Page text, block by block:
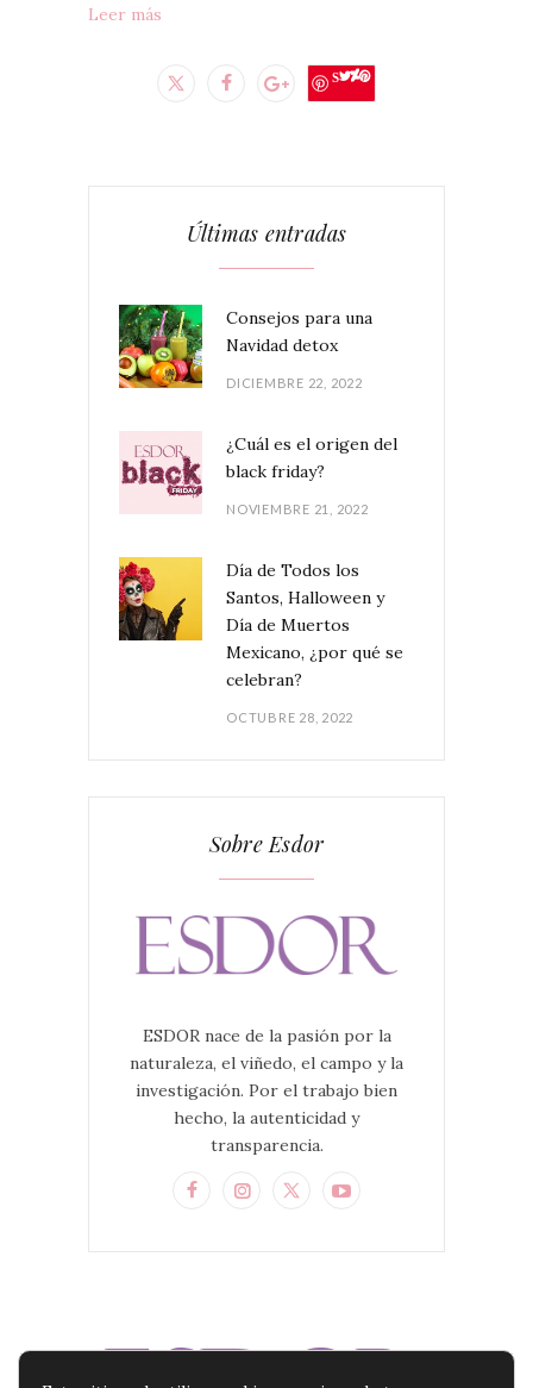
Leer más
Save
Últimas entradas
Consejos para una
Navidad detox
DICIEMBRE 22, 2022
¿Cuál es el origen del
black friday?
NOVIEMBRE 21, 2022
Día de Todos los
Santos, Halloween y
Día de Muertos
Mexicano, ¿por qué se
celebran?
OCTUBRE 28, 2022
Sobre Esdor
ESDOR nace de la pasión por la
naturaleza, el viñedo, el campo y la
investigación. Por el trabajo bien
hecho, la autenticidad y
transparencia.